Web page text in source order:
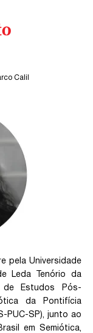
Calil
pela Universidade
Leda Tenório da
de Estudos Pós-
da Pontifícia
PUC-SP), junto ao
em Semiótica,